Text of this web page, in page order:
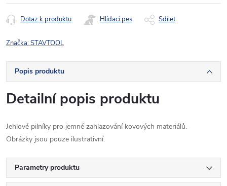
Dotaz k produktu Hlídací pes Sdílet
Značka:STAVTOOL
Popis produktu
Detailní popis produktu
Jehlové pilníky pro jemné zahlazování kovových materiálů.
Obrázky jsou pouze ilustrativní.
Parametry produktu